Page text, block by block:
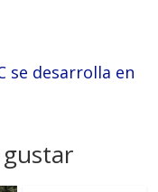
se desarrolla en